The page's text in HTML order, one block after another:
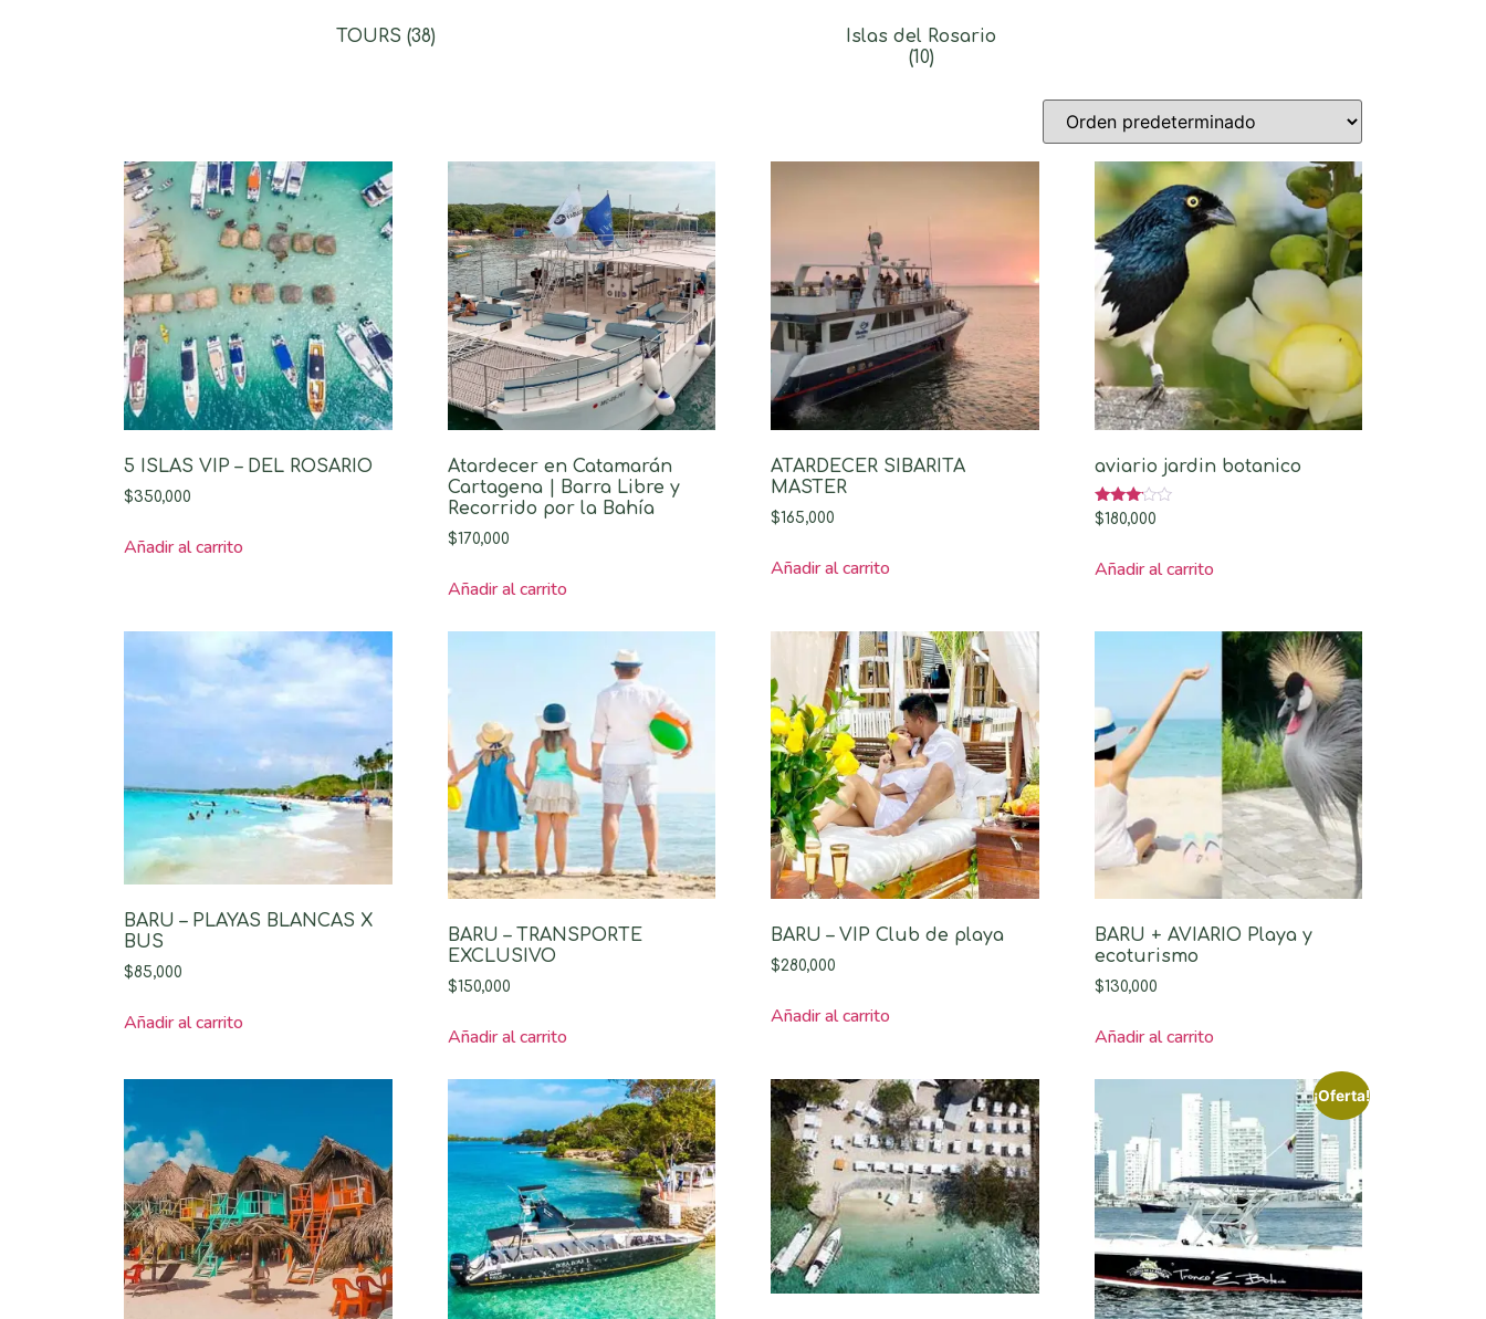
TOURS(38)
Islas del Rosario
(10)
5 ISLAS VIP – DEL ROSARIO
$350,000
Añadir al carrito
Atardecer en Catamarán
Cartagena | Barra Libre y
Recorrido por la Bahía
$170,000
Añadir al carrito
ATARDECER SIBARITA
MASTER
$165,000
Añadir al carrito
aviario jardin botanico
Valorado
con
$180,000
Añadir al carrito
BARU – PLAYAS BLANCAS X
BUS
$85,000
Añadir al carrito
BARU – TRANSPORTE
EXCLUSIVO
$150,000
Añadir al carrito
BARU – VIP Club de playa
$280,000
Añadir al carrito
BARU + AVIARIO Playa y
ecoturismo
$130,000
Añadir al carrito
¡Oferta!